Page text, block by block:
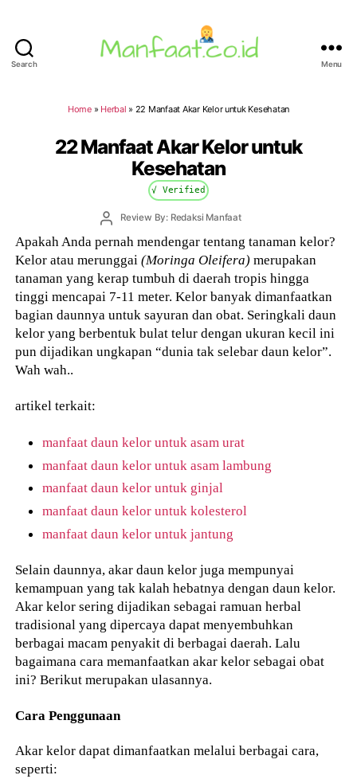
Search Menu
Home» Herbal » 22 Manfaat Akar Kelor untuk Kesehatan
22 Manfaat Akar Kelor untuk
Kesehatan
√ Verified
PostReview By: Redaksi Manfaat
Apakah Anda pernah mendengar tentang tanaman kelor?
Kelor atau merunggai(Moringa Oleifera) merupakan
tanaman yang kerap tumbuh di daerah tropis hingga
tinggi mencapai 7-11 meter. Kelor banyak dimanfaatkan
bagian daunnya untuk sayuran dan obat. Seringkali daun
kelor yang berbentuk bulat telur dengan ukuran kecil ini
pun dijadikan ungkapan “dunia tak selebar daun kelor”.
Wah wah..
artikel terkait:
manfaat daun kelor untuk asam urat
manfaat daun kelor untuk asam lambung
manfaat daun kelor untuk ginjal
manfaat daun kelor untuk kolesterol
manfaat daun kelor untuk jantung
Selain daunnya, akar daun kelor juga mempunyai
kemampuan yang tak kalah hebatnya dengan daun kelor.
Akar kelor sering dijadikan sebagai ramuan herbal
tradisional yang dipercaya dapat menyembuhkan
berbagai macam penyakit di berbagai daerah. Lalu
bagaimana cara memanfaatkan akar kelor sebagai obat
ini? Berikut merupakan ulasannya.
Cara Penggunaan
Akar kelor dapat dimanfaatkan melalui berbagai cara,
seperti: